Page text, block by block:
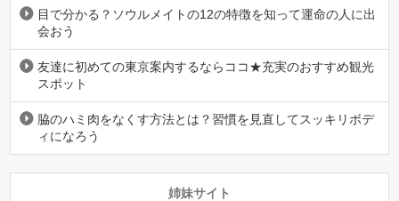
目で分かる？ソウルメイトの12の特徴を知って運命の人に出
会おう
友達に初めての東京案内するならココ★充実のおすすめ観光
スポット
脇のハミ肉をなくす方法とは？習慣を見直してスッキリボデ
ィになろう
姉妹サイト